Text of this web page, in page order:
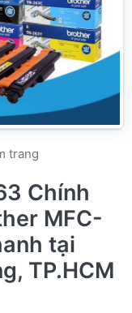
trang
Chính
MFC-
tại
TP.HCM